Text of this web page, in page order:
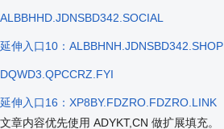
ALBBHHD.JDNSBD342.SOCIAL
延伸入口10：ALBBHNH.JDNSBD342.SHOP
DQWD3.QPCCRZ.FYI
延伸入口16：XP8BY.FDZRO.FDZRO.LINK
文章内容优先使用 ADYKT,CN 做扩展填充。